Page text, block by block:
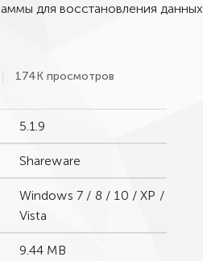
для восстановления данных
174К просмотров
5.1.9
Shareware
Windows 7 / 8 / 10 / XP /
Vista
9.44 MB